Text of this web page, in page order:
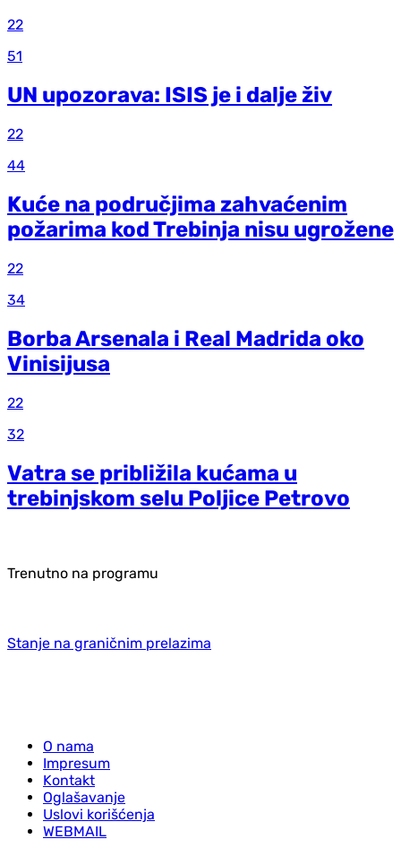
22
51
UN upozorava: ISIS je i dalje živ
22
44
Kuće na područjima zahvaćenim
požarima kod Trebinja nisu ugrožene
22
34
Borba Arsenala i Real Madrida oko
Vinisijusa
22
32
Vatra se približila kućama u
trebinjskom selu Poljice Petrovo
Trenutno na programu
Stanje na graničnim prelazima
O nama
Impresum
Kontakt
Oglašavanje
Uslovi korišćenja
WEBMAIL